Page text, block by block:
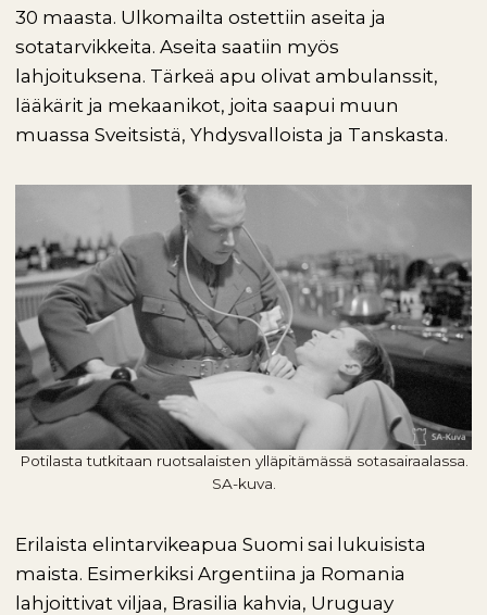
30 maasta. Ulkomailta ostettiin aseita ja
sotatarvikkeita. Aseita saatiin myös
lahjoituksena. Tärkeä apu olivat ambulanssit,
lääkärit ja mekaanikot, joita saapui muun
muassa Sveitsistä, Yhdysvalloista ja Tanskasta.
Potilasta tutkitaan ruotsalaisten ylläpitämässä sotasairaalassa.
SA-kuva.
Erilaista elintarvikeapua Suomi sai lukuisista
maista. Esimerkiksi Argentiina ja Romania
lahjoittivat viljaa, Brasilia kahvia, Uruguay